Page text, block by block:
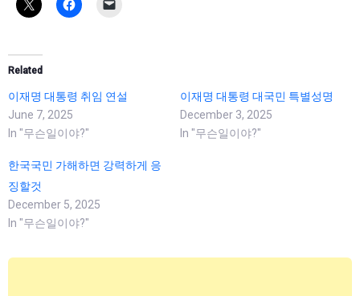
Related
이재명 대통령 취임 연설
June 7, 2025
In "무슨일이야?"
이재명 대통령 대국민 특별성명
December 3, 2025
In "무슨일이야?"
한국국민 가해하면 강력하게 응
징할것
December 5, 2025
In "무슨일이야?"